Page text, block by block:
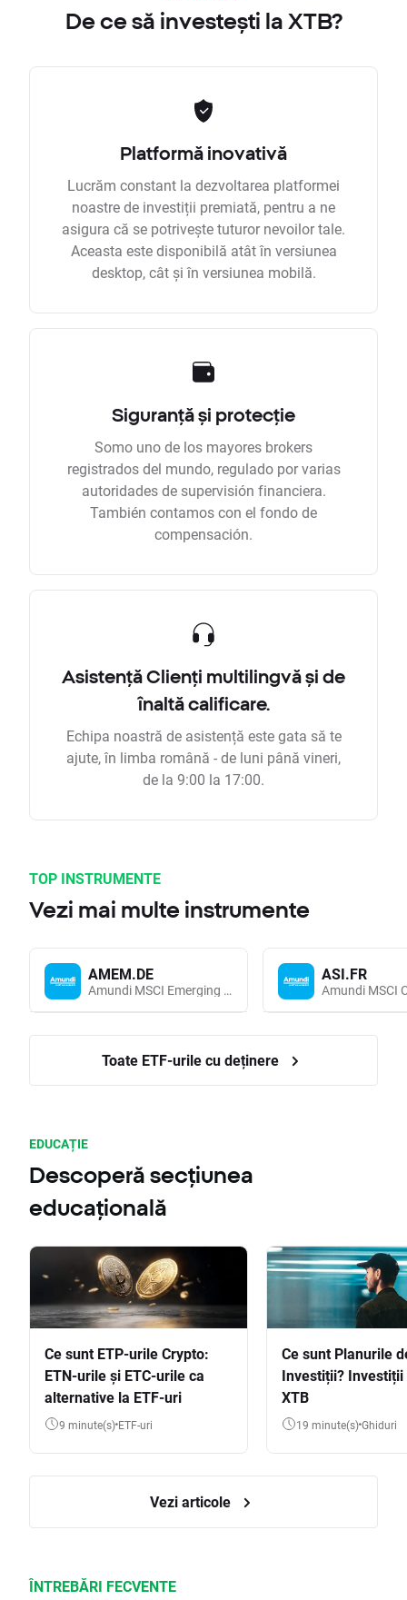
De ce să investești la XTB?
Platformă inovativă
Lucrăm constant la dezvoltarea platformei
noastre de investiții premiată, pentru a ne
asigura că se potrivește tuturor nevoilor tale.
Aceasta este disponibilă atât în versiunea
desktop, cât și în versiunea mobilă.
Siguranță și protecție
Somo uno de los mayores brokers
registrados del mundo, regulado por varias
autoridades de supervisión financiera.
También contamos con el fondo de
compensación.
Asistență Clienți multilingvă și de
înaltă calificare.
Echipa noastră de asistență este gata să te
ajute, în limba română - de luni până vineri,
de la 9:00 la 17:00.
TOP INSTRUMENTE
Vezi mai multe instrumente
AMEM.DE
Amundi MSCI Emerging Markets UCITS (Acc EUR)
ASI.FR
Toate ETF-urile cu deținere
EDUCAȚIE
Descoperă secțiunea
educațională
Ce sunt ETP-urile Crypto:
ETN-urile și ETC-urile ca
alternative la ETF-uri
9 minute(s) ETF-uri
Ce sunt Planurile
Investiții? Investiții
XTB
19 minute(s) Ghiduri
Vezi articole
ÎNTREBĂRI FECVENTE